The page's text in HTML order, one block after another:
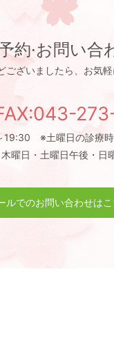
約·お問い合
ざいましたら、お気軽
※土曜日の診療時
曜日・土曜日午後・日
ルでのお問い合わせはこ